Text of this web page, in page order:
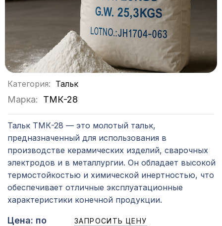
Категория: Тальк
Марка: ТМК-28
Тальк ТМК-28 — это молотый тальк,
предназначенный для использования в
производстве керамических изделий, сварочных
электродов и в металлургии. Он обладает высокой
термостойкостью и химической инертностью, что
обеспечивает отличные эксплуатационные
характеристики конечной продукции.
Цена: по
ЗАПРОСИТЬ ЦЕНУ